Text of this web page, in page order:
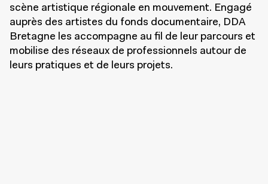
scène artistique régionale en mouvement. Engagé
auprès des artistes du fonds documentaire, DDA
Bretagne les accompagne au fil de leur parcours et
mobilise des réseaux de professionnels autour de
leurs pratiques et de leurs projets.